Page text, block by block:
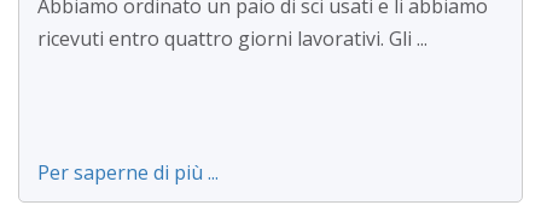
Abbiamo ordinato un paio di sci usati e li abbiamo
ricevuti entro quattro giorni lavorativi. Gli ...
Per saperne di più ...